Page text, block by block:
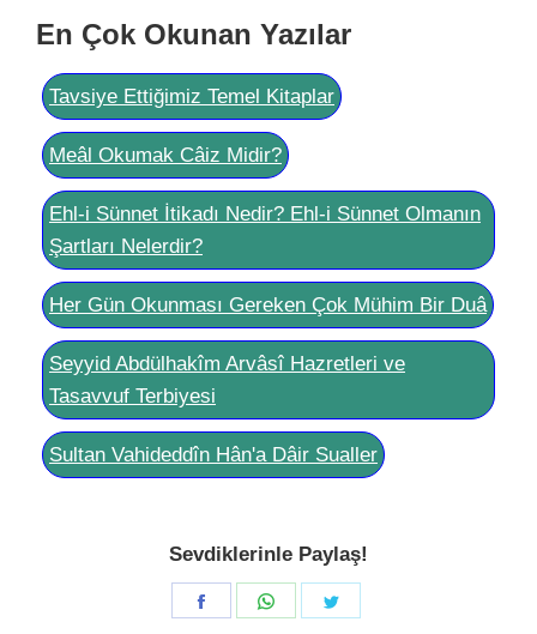
En Çok Okunan Yazılar
Tavsiye Ettiğimiz Temel Kitaplar
Meâl Okumak Câiz Midir?
Ehl-i Sünnet İtikadı Nedir? Ehl-i Sünnet Olmanın
Şartları Nelerdir?
Her Gün Okunması Gereken Çok Mühim Bir Duâ
Seyyid Abdülhakîm Arvâsî Hazretleri ve
Tasavvuf Terbiyesi
Sultan Vahideddîn Hân'a Dâir Sualler
Sevdiklerinle Paylaş!
Share
Share